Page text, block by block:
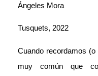
Ángeles Mora
Tusquets, 2022
Cuando recordamos
muy común que